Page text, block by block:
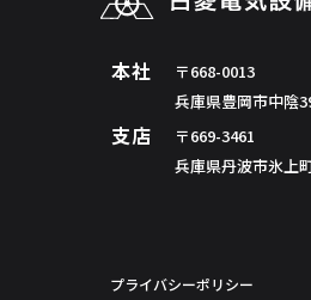
本社
〒668-0013
兵庫県豊岡市中陰
支店
〒669-3461
兵庫県丹波市氷上
プライバシーポリシー